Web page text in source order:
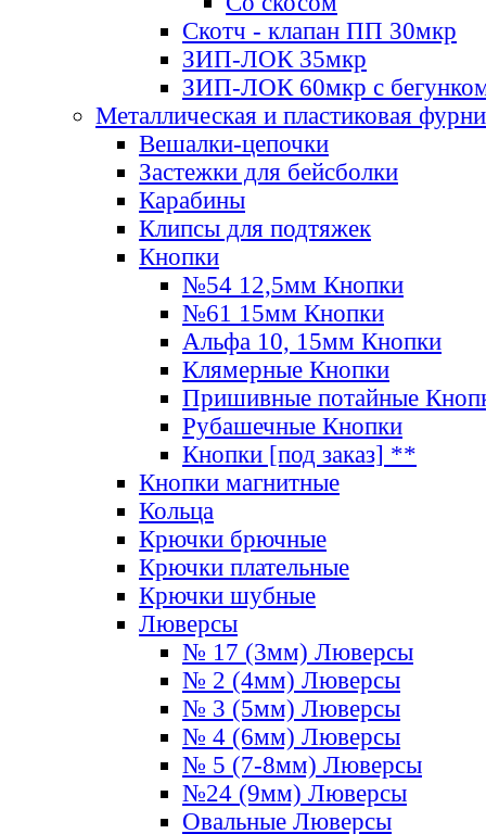
Скотч - клапан ПП 30мкр
ЗИП-ЛОК 35мкр
ЗИП-ЛОК 60мкр с
Металлическая и пластиковая
Вешалки-цепочки
Застежки для бейсболки
Карабины
Клипсы для подтяжек
Кнопки
№54 12,5мм Кнопки
№61 15мм Кнопки
Альфа 10, 15мм Кнопки
Клямерные Кнопки
Пришивные потайные
Рубашечные Кнопки
Кнопки [под заказ] **
Кнопки магнитные
Кольца
Крючки брючные
Крючки плательные
Крючки шубные
Люверсы
№ 17 (3мм) Люверсы
№ 2 (4мм) Люверсы
№ 3 (5мм) Люверсы
№ 4 (6мм) Люверсы
№ 5 (7-8мм) Люверсы
№24 (9мм) Люверсы
Овальные Люверсы